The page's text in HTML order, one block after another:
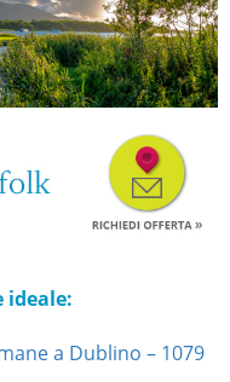
ideale:
a Dublino – 1079